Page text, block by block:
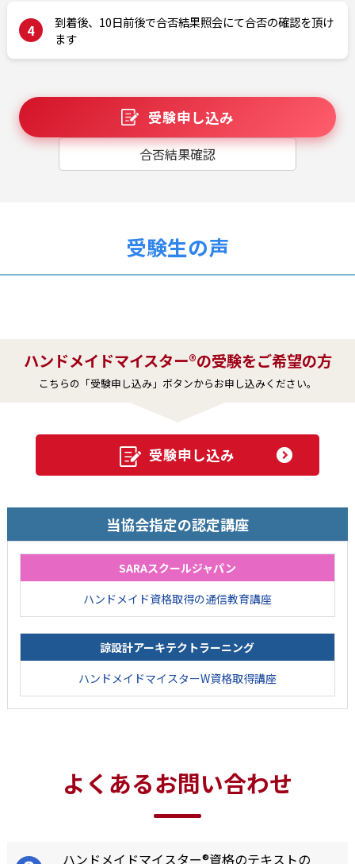
4
到着後、10日前後で合否結果照会にて合否の確認を頂け
ます
受験申し込み
合否結果確認
受験生の声
ハンドメイドマイスター®の受験をご希望の方
こちらの「受験申し込み」ボタンからお申し込みください。
受験申し込み
当協会指定の認定講座
SARAスクールジャパン
ハンドメイド資格取得の通信教育講座
諒設計アーキテクトラーニング
ハンドメイドマイスターW資格取得講座
よくあるお問い合わせ
ハンドメイドマイスター®資格のテキストの